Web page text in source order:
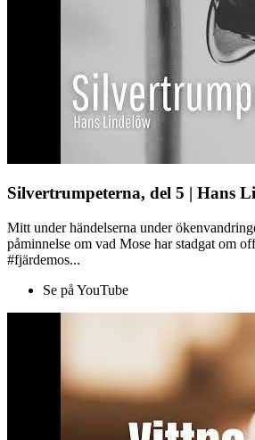
Silvertrumpeterna, del 5 | Hans
Mitt under händelserna under
påminnelse om vad Mose har stadgat om
#fjärdemos...
Se på YouTube